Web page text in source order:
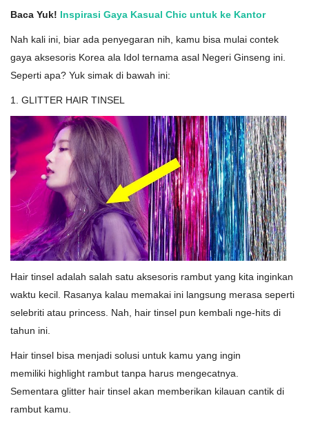
Baca Yuk! Inspirasi Gaya Kasual Chic untuk ke Kantor
Nah kali ini, biar ada penyegaran nih, kamu bisa mulai contek
gaya aksesoris Korea ala Idol ternama asal Negeri Ginseng ini.
Seperti apa? Yuk simak di bawah ini:
1. GLITTER HAIR TINSEL
Hair tinsel adalah salah satu aksesoris rambut yang kita inginkan
waktu kecil. Rasanya kalau memakai ini langsung merasa seperti
selebriti atau princess. Nah, hair tinsel pun kembali nge-hits di
tahun ini.
Hair tinsel bisa menjadi solusi untuk kamu yang ingin
memiliki highlight rambut tanpa harus mengecatnya.
Sementara glitter hair tinsel akan memberikan kilauan cantik di
rambut kamu.